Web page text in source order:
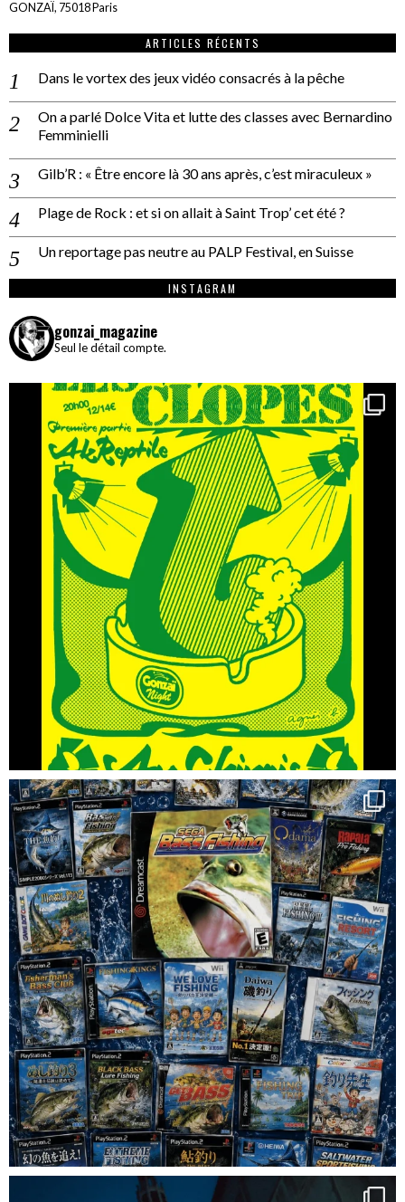
GONZAÏ, 75018 Paris
ARTICLES RÉCENTS
Dans le vortex des jeux vidéo consacrés à la pêche
On a parlé Dolce Vita et lutte des classes avec Bernardino
Femminielli
Gilb’R : « Être encore là 30 ans après, c’est miraculeux »
Plage de Rock : et si on allait à Saint Trop’ cet été ?
Un reportage pas neutre au PALP Festival, en Suisse
INSTAGRAM
gonzai_magazine
Seul le détail compte.